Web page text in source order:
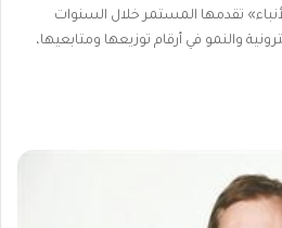
تقدمها المستمر خلال السنوات
والنمو في أرقام توزيعها ومتابعيها،